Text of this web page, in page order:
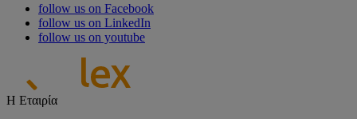
follow us on Facebook
follow us on LinkedIn
follow us on youtube
Η Εταιρία